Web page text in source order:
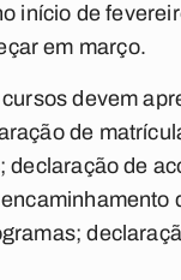
início de
em março.
devem
de
declaração de